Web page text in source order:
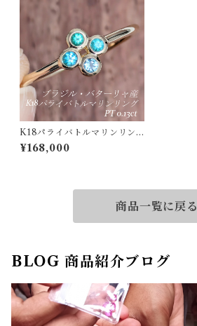
K18パライバトルマリンリン
グ ブラジル・バターリャ産 パ
ライバトルマリン 0.13ct 【P
¥168,000
商品一覧に戻る
BLOG 商品紹介ブログ